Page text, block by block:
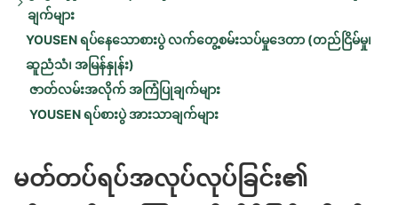
ချက်များ
YOUSEN ၏ အဓိကအချက် (ထိပ်တန်း ၃ ခု):
YOUSEN ရပ်နေသောစားပွဲ လက်တွေ့စမ်းသပ်မှုဒေတာ (တည်ငြိမ်မှု၊
ဆူညံသံ၊ အမြန်နှုန်း)
ဇာတ်လမ်းအလိုက် အကြံပြုချက်များ
YOUSEN ရပ်စားပွဲ အားသာချက်များ
မတ်တပ်ရပ်အလုပ်လုပ်ခြင်း၏